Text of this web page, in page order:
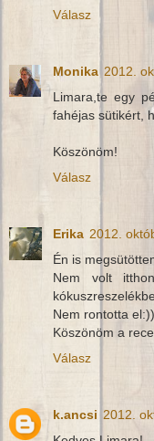
Válasz
Monika 2012.
Limara,te egy
fahéjas sütikért,
Köszönöm!
Válasz
Erika 2012.
Én is
Nem volt
Nem rontotta el:))
Köszönöm a
Válasz
k.ancsi 2012.